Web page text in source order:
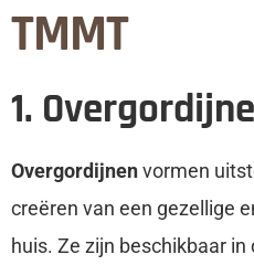
TMMT
1.
Overgordijnenvormen
creëren van een gezellige
huis. Ze zijn beschikbaar